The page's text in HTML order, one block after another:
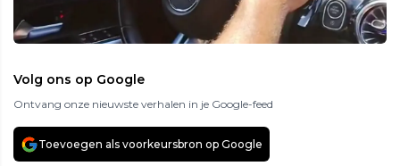
Volg ons op Google
Ontvang onze nieuwste verhalen in je Google-feed
Toevoegen als voorkeursbron op Google